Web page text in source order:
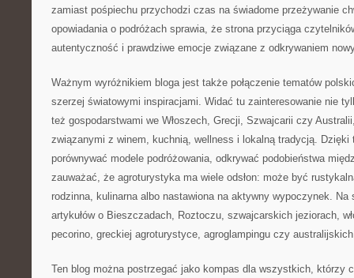
zamiast pośpiechu przychodzi czas na świadome przeżywanie
opowiadania o podróżach sprawia, że strona przyciąga
autentyczność i prawdziwe emocje związane z odkrywaniem
Ważnym wyróżnikiem bloga jest także połączenie tematów
szerzej światowymi inspiracjami. Widać tu zainteresowanie nie
też gospodarstwami we Włoszech, Grecji, Szwajcarii czy
związanymi z winem, kuchnią, wellness i lokalną tradycją.
porównywać modele podróżowania, odkrywać podobieństwa
zauważać, że agroturystyka ma wiele odsłon: może być
rodzinna, kulinarna albo nastawiona na aktywny wypoczynek. Na
artykułów o Bieszczadach, Roztoczu, szwajcarskich jeziorach,
pecorino, greckiej agroturystyce, agroglampingu czy
Ten blog można postrzegać jako kompas dla wszystkich, którzy